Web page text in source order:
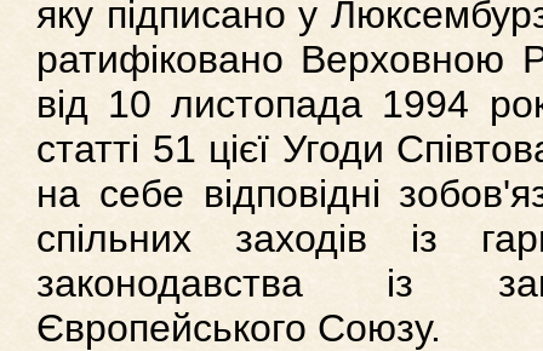
яку підписано у
ратифіковано Верховною
від 10 листопада 1994
статті 51 цієї Угоди
на себе відповідні
спільних заходів із
законодавства із
Європейського Союзу.